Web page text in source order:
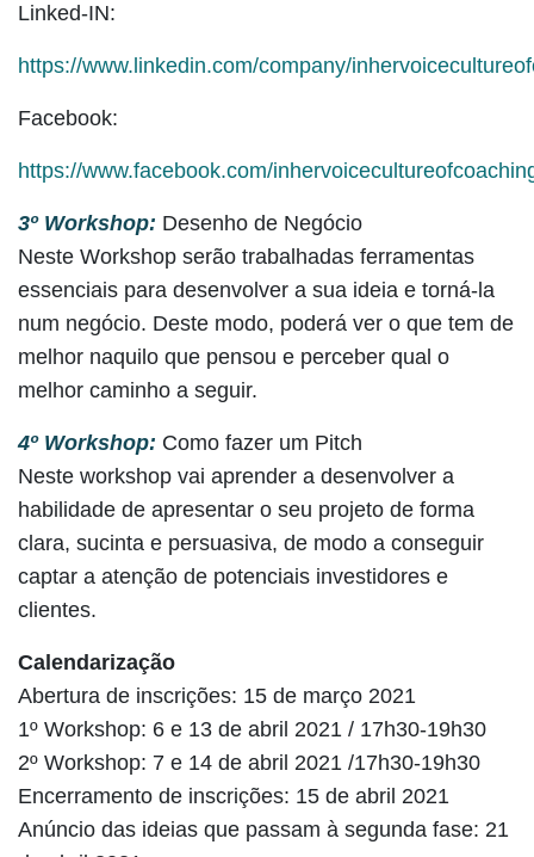
Linked-IN:
https://www.linkedin.com/company/
Facebook:
https://www.facebook.com/
3º Workshop: Desenho de Negócio
Neste Workshop serão trabalhadas ferramentas
essenciais para desenvolver a sua ideia e torná-la
num negócio. Deste modo, poderá ver o que tem de
melhor naquilo que pensou e perceber qual o
melhor caminho a seguir.
4º Workshop: Como fazer um Pitch
Neste workshop vai aprender a desenvolver a
habilidade de apresentar o seu projeto de forma
clara, sucinta e persuasiva, de modo a conseguir
captar a atenção de potenciais investidores e
clientes.
Calendarização
Abertura de inscrições: 15 de março 2021
1º Workshop: 6 e 13 de abril 2021 / 17h30-19h30
2º Workshop: 7 e 14 de abril 2021 /17h30-19h30
Encerramento de inscrições: 15 de abril 2021
Anúncio das ideias que passam à segunda fase: 21